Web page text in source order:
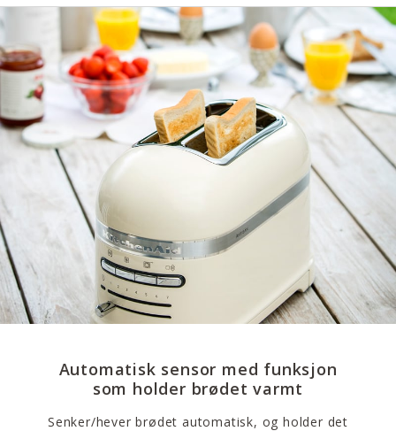
Automatisk sensor med funksjon
som holder brødet varmt
Senker/hever brødet automatisk, og holder det